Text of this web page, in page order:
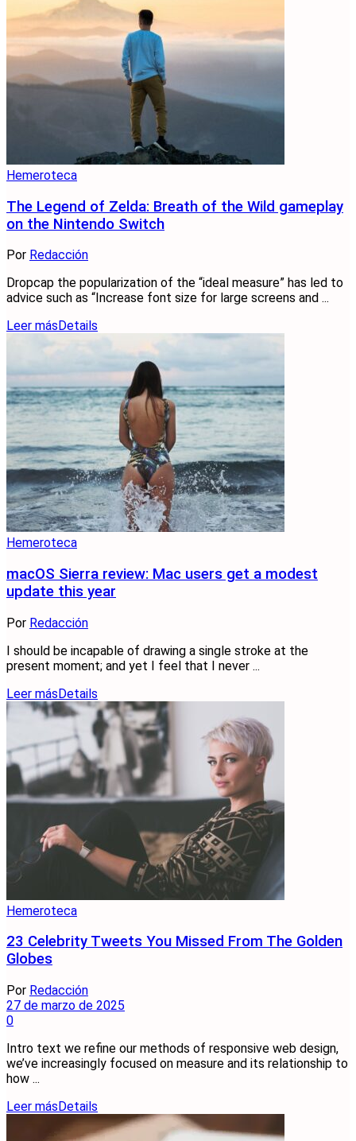
Hemeroteca
The Legend of Zelda: Breath of the Wild gameplay
on the Nintendo Switch
Por Redacción
Dropcap the popularization of the “ideal measure” has led to
advice such as “Increase font size for large screens and ...
Leer más Details
Hemeroteca
macOS Sierra review: Mac users get a modest
update this year
Por Redacción
I should be incapable of drawing a single stroke at the
present moment; and yet I feel that I never ...
Leer másDetails
Hemeroteca
23 Celebrity Tweets You Missed From The Golden
Globes
Por Redacción
27 de marzo de 2025
0
Intro text we refine our methods of responsive web design,
we’ve increasingly focused on measure and its relationship to
how ...
Leer más Details